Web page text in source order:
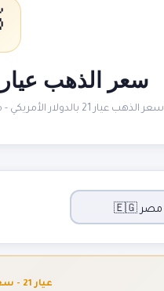
سعر الذهب عيار
سعر الذهب عيار 21 بالدولار الأمريكي - محدث لحظياً من بورصات الذهب العالمية
عيار 21 - سعر الجرام بـج.م